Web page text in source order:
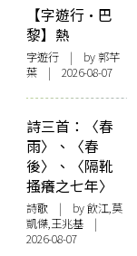
【字遊行·巴
黎】熱
字遊行 | by 郭芊
葉 | 2026-08-07
詩三首：〈春
雨〉、〈春
後〉、〈隔靴
搔癢之七年〉
詩歌 | by 飲江,莫
凱傑,王兆基 |
2026-08-07